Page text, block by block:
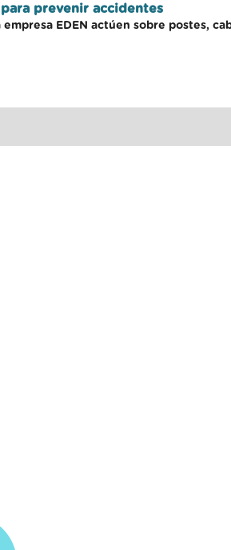
prevenir accidentes
EDEN actúen sobre postes,